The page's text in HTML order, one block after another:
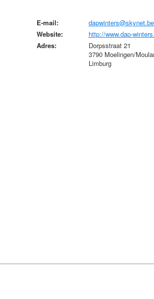
E-mail:
dapwinters@skynet.be
Website:
http://www.dap-
Adres:
Dorpsstraat 21
3790 Moelingen/
Limburg